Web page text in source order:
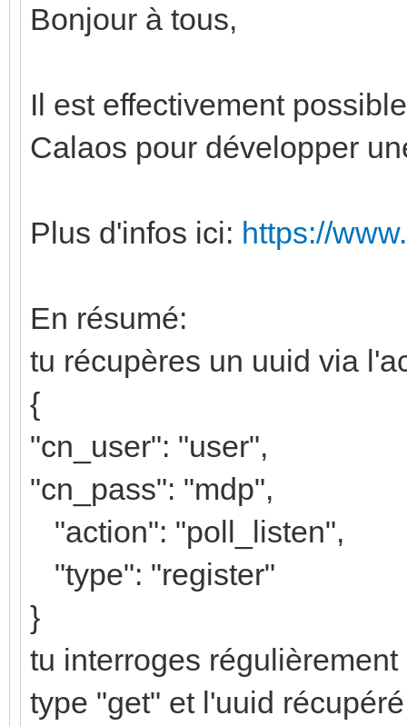
Bonjour à tous,
Il est effectivement
Calaos pour développer
Plus d'infos ici: https://
En résumé:
tu récupères un uuid via
{
"cn_user": "user",
"cn_pass": "mdp",
"action": "poll_listen",
"type": "register"
}
tu interroges
type "get" et l'uuid